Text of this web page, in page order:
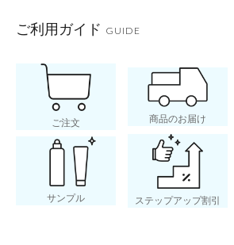
ご利用ガイド GUIDE
ご注文 商品のお届け
サンプル ステップアップ割引